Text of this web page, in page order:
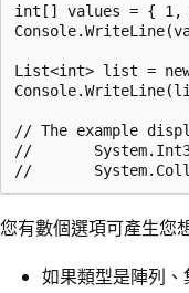
int[] values = { 1,
List<int> list =
// The example
//
您有數個選項可產生您
如果類型是陣列